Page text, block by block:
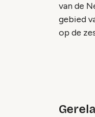
van de
gebied
op de